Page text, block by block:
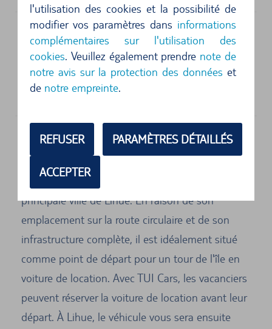
l'utilisation des cookies et la possibilité de
modifier vos paramètres dans informations
complémentaires sur l'utilisation des
cookies. Veuillez également prendre note de
notre avis sur la protection des données et
de notre empreinte.
REFUSER PARAMÈTRES DÉTAILLÉS
ACCEPTER
Adresse physique
National Autovermietung
3073 Aukele St
96766 Lihue, HI
Explorer Lihue en voiture de location
Dans le sud-ouest de l'île hawaïenne de Kaua'i,
vous atterrirez généralement à l'aéroport de la
principale ville de Lihue. En raison de son
emplacement sur la route circulaire et de son
infrastructure complète, il est idéalement situé
comme point de départ pour un tour de l'île en
voiture de location. Avec TUI Cars, les vacanciers
peuvent réserver la voiture de location avant leur
départ. À Lihue, le véhicule vous sera ensuite